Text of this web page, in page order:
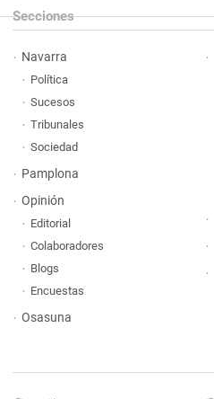
Secciones
Navarra
Política
Sucesos
Tribunales
Sociedad
Pamplona
Opinión
Editorial
Colaboradores
Blogs
Encuestas
Osasuna